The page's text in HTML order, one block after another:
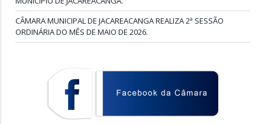
CÂMARA MUNICIPAL DE JACAREACANGA REALIZA 2ª SESSÃO
ORDINÁRIA DO MÊS DE MAIO DE 2026.